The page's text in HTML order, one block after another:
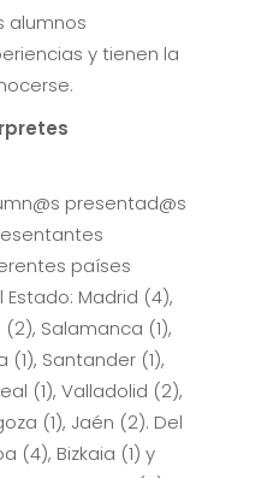
alumnos
y tienen la
presentad@s
países
Madrid (4),
Salamanca (1),
(1), Santander (1),
(1), Valladolid (2),
(1), Jaén (2). Del
(4), Bizkaia (1) y